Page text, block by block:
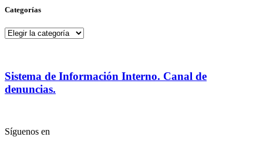
Categorías
Categorías
Sistema de Información Interno. Canal de
denuncias.
Síguenos en